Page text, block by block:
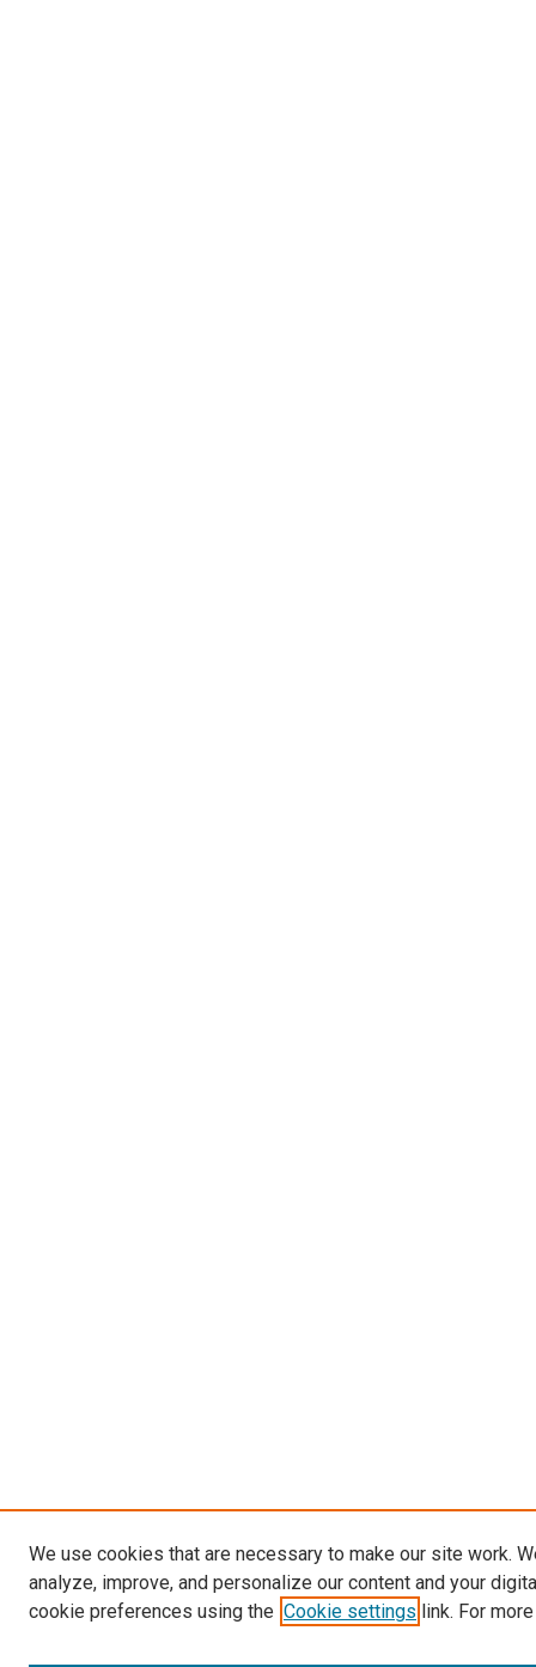
We use cookies that are necessary to make our site work.
analyze, improve, and personalize our content and your
cookie preferences using the Cookie settings link. For